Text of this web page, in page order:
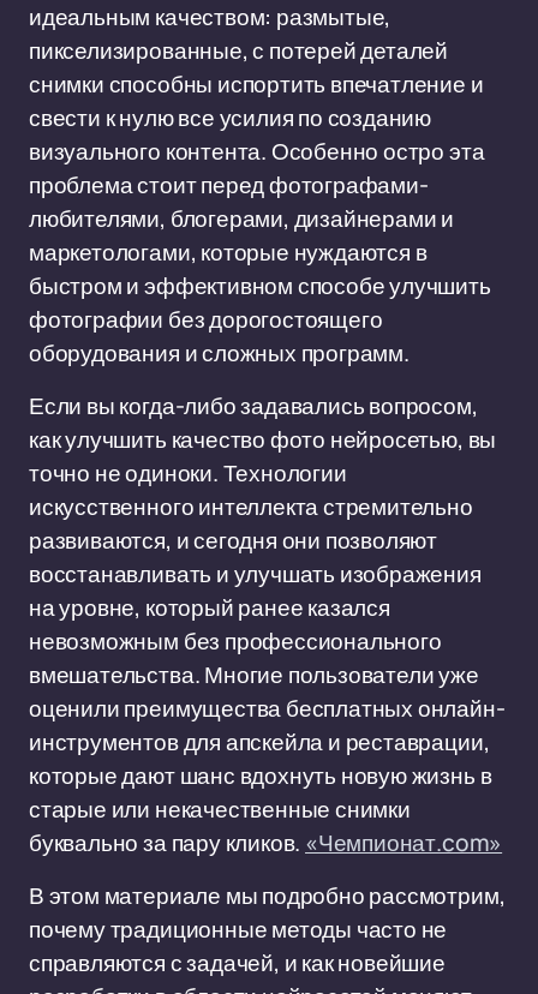
идеальным качеством: размытые,
пикселизированные, с потерей деталей
снимки способны испортить впечатление и
свести к нулю все усилия по созданию
визуального контента. Особенно остро эта
проблема стоит перед фотографами-
любителями, блогерами, дизайнерами и
маркетологами, которые нуждаются в
быстром и эффективном способе улучшить
фотографии без дорогостоящего
оборудования и сложных программ.
Если вы когда-либо задавались вопросом,
как улучшить качество фото нейросетью, вы
точно не одиноки. Технологии
искусственного интеллекта стремительно
развиваются, и сегодня они позволяют
восстанавливать и улучшать изображения
на уровне, который ранее казался
невозможным без профессионального
вмешательства. Многие пользователи уже
оценили преимущества бесплатных онлайн-
инструментов для апскейла и реставрации,
которые дают шанс вдохнуть новую жизнь в
старые или некачественные снимки
буквально за пару кликов. «Чемпионат.com»
В этом материале мы подробно рассмотрим,
почему традиционные методы часто не
справляются с задачей, и как новейшие